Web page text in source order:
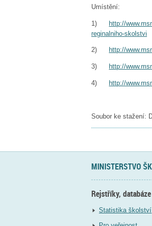
Umístění:
1) http://
reginalniho-skolstvi
2) http://
3) http://
4) http://
Soubor ke stažení:
MINISTERSTVO
Rejstříky, databáze
Statistika školství